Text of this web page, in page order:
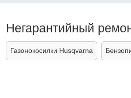
Негарантийный
Газонокосилки Husqvarna